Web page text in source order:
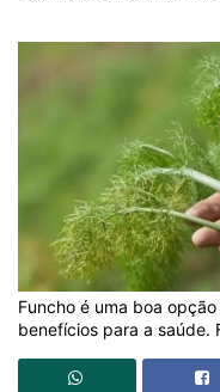
Funcho é uma boa
benefícios para a saúde.